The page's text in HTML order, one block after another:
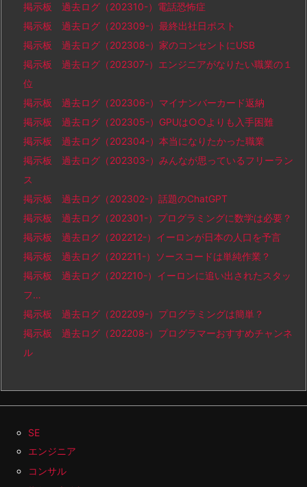
掲示板 過去ログ（202310-）電話恐怖症
掲示板 過去ログ（202309-）最終出社日ポスト
掲示板 過去ログ（202308-）家のコンセントにUSB
掲示板 過去ログ（202307-）エンジニアがなりたい職業の１
位
掲示板 過去ログ（202306-）マイナンバーカード返納
掲示板 過去ログ（202305-）GPUは○○よりも入手困難
掲示板 過去ログ（202304-）本当になりたかった職業
掲示板 過去ログ（202303-）みんなが思っているフリーラン
ス
掲示板 過去ログ（202302-）話題のChatGPT
掲示板 過去ログ（202301-）プログラミングに数学は必要？
掲示板 過去ログ（202212-）イーロンが日本の人口を予言
掲示板 過去ログ（202211-）ソースコードは単純作業？
掲示板 過去ログ（202210-）イーロンに追い出されたスタッ
フ…
掲示板 過去ログ（202209-）プログラミングは簡単？
掲示板 過去ログ（202208-）プログラマーおすすめチャンネ
ル
SE
エンジニア
コンサル